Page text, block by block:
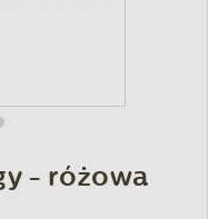
- różowa